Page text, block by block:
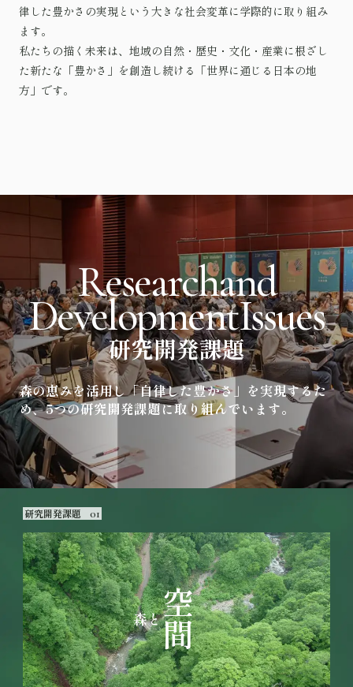
律した豊かさの実現という大きな社会変革に学際的に取り組み
ます。
私たちの描く未来は、地域の自然・歴史・文化・産業に根ざし
た新たな「豊かさ」を創造し続ける「世界に通じる日本の地
方」です。
研究開発課題
Researchand
DevelopmentIssues
森の恵みを活用し「自律した豊かさ」を実現するた
め、5つの研究開発課題に取り組んでいます。
研究開発課題 01
森と空間